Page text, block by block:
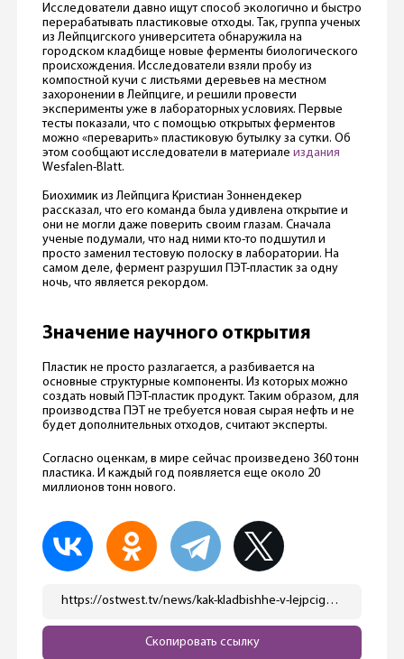
Исследователи давно ищут способ экологично и быстро
перерабатывать пластиковые отходы. Так, группа ученых
из Лейпцигского университета обнаружила на
городском кладбище новые ферменты биологического
происхождения. Исследователи взяли пробу из
компостной кучи с листьями деревьев на местном
захоронении в Лейпциге, и решили провести
эксперименты уже в лабораторных условиях. Первые
тесты показали, что с помощью открытых ферментов
можно «переварить» пластиковую бутылку за сутки. Об
этом сообщают исследователи в материале издания
Wesfalen-Blatt.
Биохимик из Лейпцига Кристиан Зоннендекер
рассказал, что его команда была удивлена открытие и
они не могли даже поверить своим глазам. Сначала
ученые подумали, что над ними кто-то подшутил и
просто заменил тестовую полоску в лаборатории. На
самом деле, фермент разрушил ПЭТ-пластик за одну
ночь, что является рекордом.
Значение научного открытия
Пластик не просто разлагается, а разбивается на
основные структурные компоненты. Из которых можно
создать новый ПЭТ-пластик продукт. Таким образом, для
производства ПЭТ не требуется новая сырая нефть и не
будет дополнительных отходов, считают эксперты.
Согласно оценкам, в мире сейчас произведено 360 тонн
пластика. И каждый год появляется еще около 20
миллионов тонн нового.
https://ostwest.tv/news/kak-kladbishhe-v-lejpcige-pomoglo-uchenym-sdelat-novoe-nauchnoe-otkrytie/
Скопировать ссылку